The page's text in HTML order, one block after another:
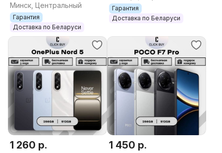
12GB/512GB
Минск, Центральный
Гарантия
Доставка по Беларуси
Гарантия
Доставка по Беларуси
1 260 р. 1 450 р.